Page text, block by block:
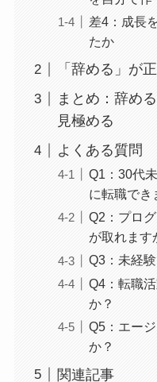
差4：成長
たか
「辞める」が
まとめ：辞め
見極める
よくある質問
Q1：30代
に転職でき
Q2：プロ
が取れます
Q3：未経
Q4：転職
か？
Q5：エー
か？
関連記事